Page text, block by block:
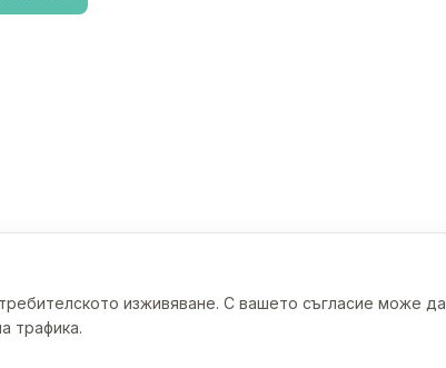
изживяване. С вашето съгласие може да
трафика.